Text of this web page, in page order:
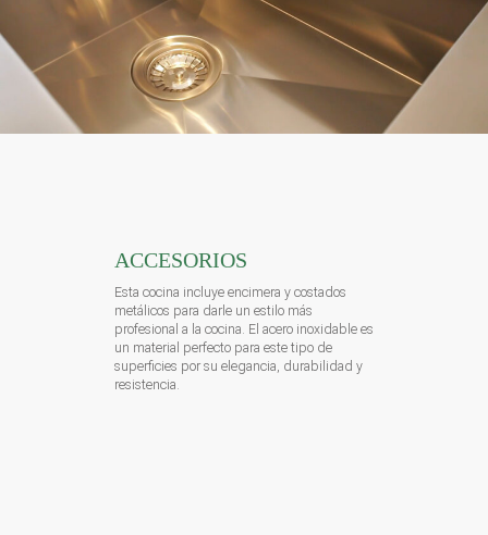
ACCESORIOS
Esta cocina incluye encimera y costados
metálicos para darle un estilo más
profesional a la cocina. El acero inoxidable es
un material perfecto para este tipo de
superficies por su elegancia, durabilidad y
resistencia.